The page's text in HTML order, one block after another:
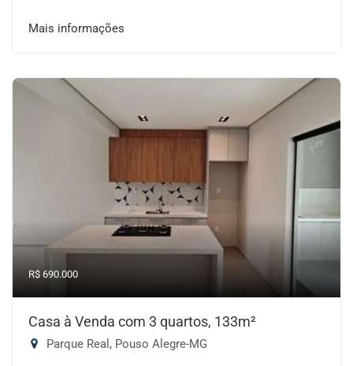
Mais informações
R$ 690.000
Casa à Venda com 3 quartos, 133m²
Parque Real, Pouso Alegre-MG